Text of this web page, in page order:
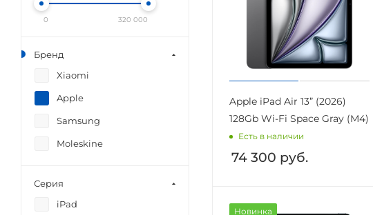
Apple iPad Air 13” (2026)
128Gb Wi-Fi Space Gray (M4)
Есть в наличии
74 300 руб.
Новинка
0 320 000
Бренд
Xiaomi
Apple
Samsung
Moleskine
Серия
iPad